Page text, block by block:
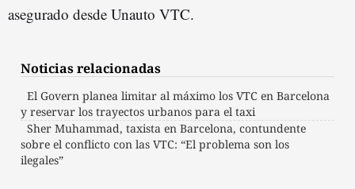
asegurado desde Unauto VTC.
Noticias relacionadas
El Govern planea limitar al máximo los VTC en Barcelona
y reservar los trayectos urbanos para el taxi
Sher Muhammad, taxista en Barcelona, contundente
sobre el conflicto con las VTC: “El problema son los
ilegales”